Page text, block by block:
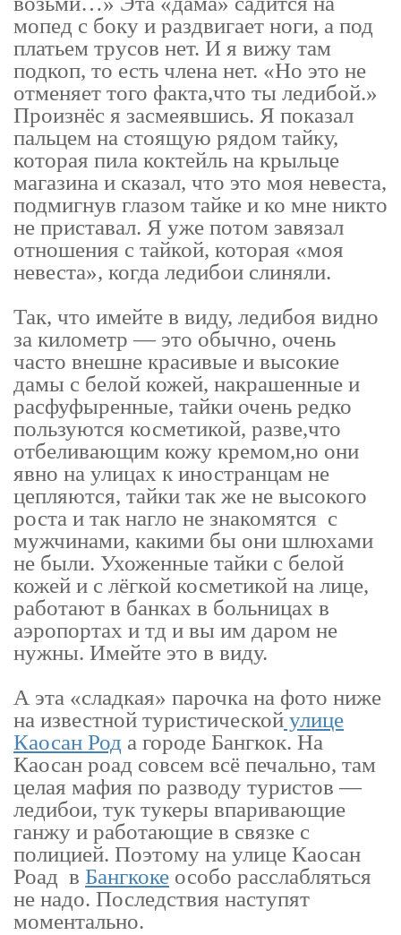
мопед с боку и раздвигает ноги, а под
платьем трусов нет. И я вижу там
подкоп, то есть члена нет. «Но это не
отменяет того факта,что ты ледибой.»
Произнёс я засмеявшись. Я показал
пальцем на стоящую рядом тайку,
которая пила коктейль на крыльце
магазина и сказал, что это моя невеста,
подмигнув глазом тайке и ко мне никто
не приставал. Я уже потом завязал
отношения с тайкой, которая «моя
невеста», когда ледибои слиняли.
Так, что имейте в виду, ледибоя видно
за километр — это обычно, очень
часто внешне красивые и высокие
дамы с белой кожей, накрашенные и
расфуфыренные, тайки очень редко
пользуются косметикой, разве,что
отбеливающим кожу кремом,но они
явно на улицах к иностранцам не
цепляются, тайки так же не высокого
роста и так нагло не знакомятся с
мужчинами, какими бы они шлюхами
не были. Ухоженные тайки с белой
кожей и с лёгкой косметикой на лице,
работают в банках в больницах в
аэропортах и тд и вы им даром не
нужны. Имейте это в виду.
А эта «сладкая» парочка на фото ниже
на известной туристической улице
Каосан Род а городе Бангкок. На
Каосан роад совсем всё печально, там
целая мафия по разводу туристов —
ледибои, тук тукеры впаривающие
ганжу и работающие в связке с
полицией. Поэтому на улице Каосан
Роад в Бангкоке особо расслабляться
не надо. Последствия наступят
моментально.